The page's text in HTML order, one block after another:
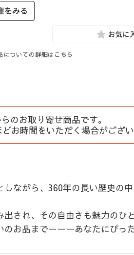
についての詳細はこちら
のお取り寄せ商品です。
お時間をいただく場合がござ
ながら、360年の長い歴史の
され、その自由さも魅力のひ
お品までーーーあなたにぴっ